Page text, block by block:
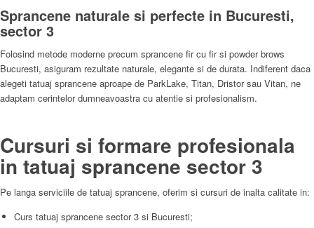
Sprancene naturale si perfecte in Bucuresti,
sector 3
Folosind metode moderne precum sprancene fir cu fir si powder brows
Bucuresti, asiguram rezultate naturale, elegante si de durata. Indiferent daca
alegeti tatuaj sprancene aproape de ParkLake, Titan, Dristor sau Vitan, ne
adaptam cerintelor dumneavoastra cu atentie si profesionalism.
Cursuri si formare profesionala
in tatuaj sprancene sector 3
Pe langa serviciile de tatuaj sprancene, oferim si cursuri de inalta calitate in:
Curs tatuaj sprancene sector 3 si Bucuresti;